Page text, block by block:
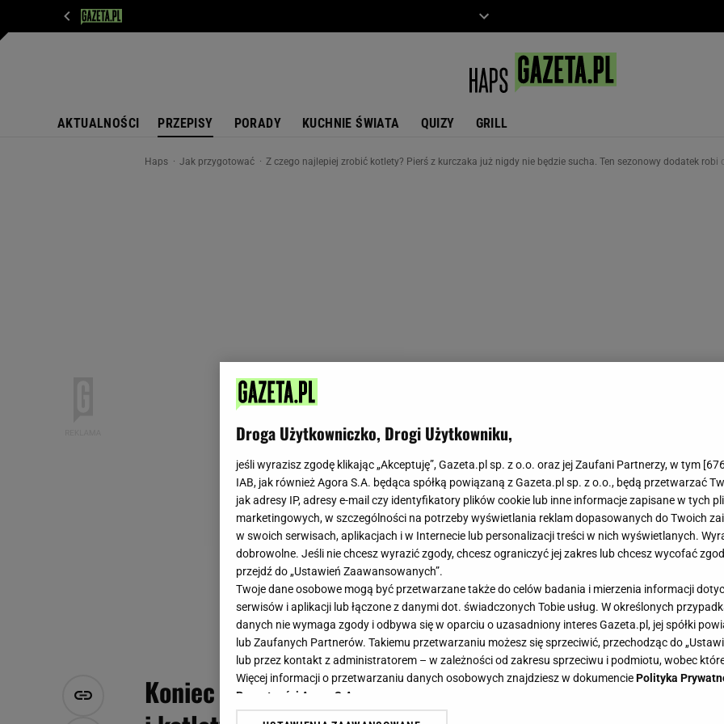
AKTUALNOŚCI PRZEPISY PORADY KUCHNIE ŚWIATA QUIZY GRILL
Haps Jak przygotować Z czego najlepiej zrobić kotlety? Pierś z kurczaka już nigdy nie będzie sucha. Ten sezonowy dodatek robi
Koniec z suchymi wiórami. Dodaję to warzywo do
Droga Użytkowniczko, Drogi Użytkowniku,
jeśli wyrazisz zgodę klikając „Akceptuję”, Gazeta.pl sp. z o.o. oraz jej Zaufani Partnerzy, w tym [
IAB, jak również Agora S.A. będąca spółką powiązaną z Gazeta.pl sp. z o.o., będą przetwarzać
jak adresy IP, adresy e-mail czy identyfikatory plików cookie lub inne informacje zapisane w tych
marketingowych, w szczególności na potrzeby wyświetlania reklam dopasowanych do Twoich
w swoich serwisach, aplikacjach i w Internecie lub personalizacji treści w nich wyświetlanych.
dobrowolne. Jeśli nie chcesz wyrazić zgody, chcesz ograniczyć jej zakres lub chcesz wycofać
przejdź do „Ustawień Zaawansowanych”.
Twoje dane osobowe mogą być przetwarzane także do celów badania i mierzenia informacji
serwisów i aplikacji lub łączone z danymi dot. świadczonych Tobie usług. W określonych
danych nie wymaga zgody i odbywa się w oparciu o uzasadniony interes Gazeta.pl, jej spółki
lub Zaufanych Partnerów. Takiemu przetwarzaniu możesz się sprzeciwić, przechodząc do
lub przez kontakt z administratorem – w zależności od zakresu sprzeciwu i podmiotu, wobec
Więcej informacji o przetwarzaniu danych osobowych znajdziesz w dokumenciePolityka
Prywatności Agora S.A.